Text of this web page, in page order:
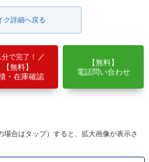
ク詳細へ戻る
分で完了！
【無料】
・在庫確認
【無料】
電話問い合わせ
合はタップ）すると、拡大画像が表示さ